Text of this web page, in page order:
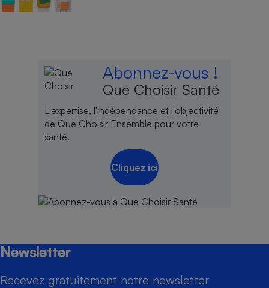
Abonnez-vous !
Que Choisir Santé
L'expertise, l'indépendance et l'objectivité
de Que Choisir Ensemble pour votre
santé.
Cliquez ici
Newsletter
Recevez gratuitement notre newsletter